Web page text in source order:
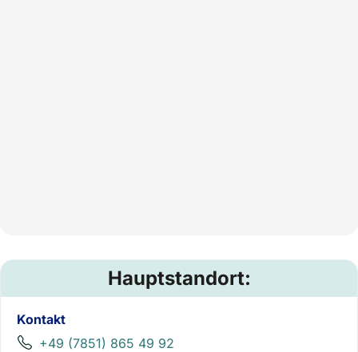
Hauptstandort:
Kontakt
+49 (7851) 865 49 92